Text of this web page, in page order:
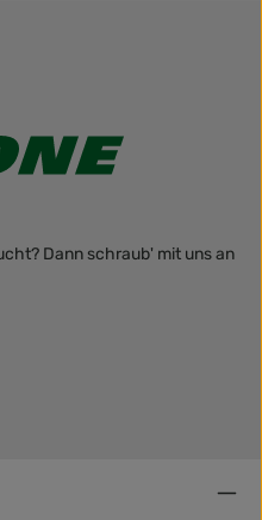
Dann schraub' mit uns an